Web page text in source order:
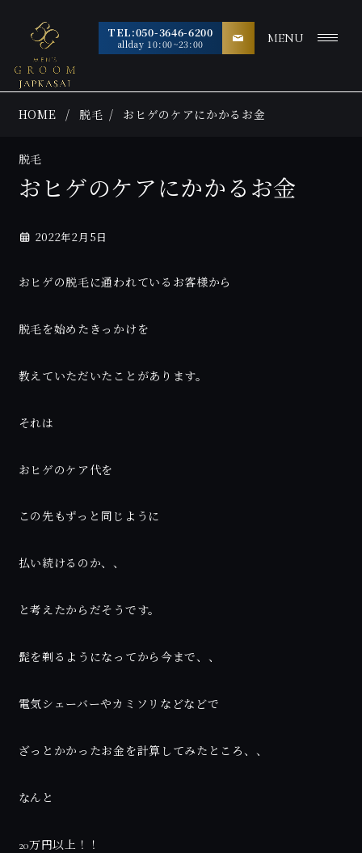
TEL:050-3646-6200
allday 10:00~23:00 MENU
HOME 脱毛 おヒゲのケアにかかるお金
脱毛
おヒゲのケアにかかるお金
2022年2月5日
おヒゲの脱毛に通われているお客様から
脱毛を始めたきっかけを
教えていただいたことがあります。
それは
おヒゲのケア代を
この先もずっと同じように
払い続けるのか、、
と考えたからだそうです。
髭を剃るようになってから今まで、、
電気シェーバーやカミソリなどなどで
ざっとかかったお金を計算してみたところ、、
なんと
20万円以上！！